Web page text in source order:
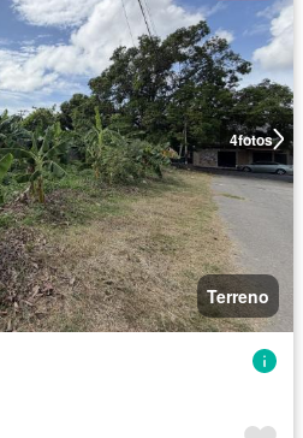
4fotos
Terreno